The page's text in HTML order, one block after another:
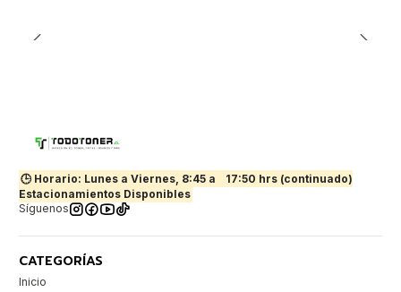
🕒 Horario: Lunes a Viernes, 8:45 a
17:50 hrs (continuado)
Estacionamientos Disponibles
Síguenos
CATEGORÍAS
Inicio